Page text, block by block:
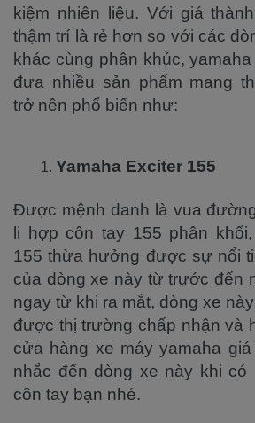
kiệm nhiên liệu. Với giá
thậm trí là rẻ hơn so với các
khác cùng phân khúc,
đưa nhiều sản phẩm mang
trở nên phổ biến như:
Yamaha Exciter 155
Được mệnh danh là vua
li hợp côn tay 155 phân khối,
155 thừa hưởng được sự nổi
của dòng xe này từ trước đến
ngay từ khi ra mắt, dòng xe
được thị trường chấp nhận và
cửa hàng xe máy yamaha
nhắc đến dòng xe này khi có
côn tay bạn nhé.